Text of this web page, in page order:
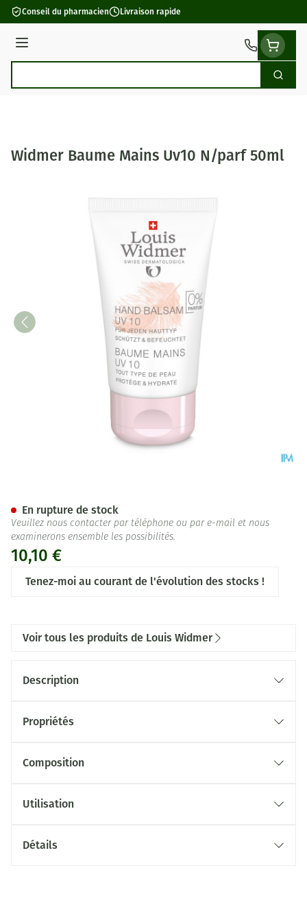
Aller au contenu
Conseil du pharmacien Livraison rapide
Menu
Widmer Baume Mains Uv10 N/parf 50ml
10,10 €
Tenez-moi au courant de l'évolution des stocks !
En rupture de stock
Veuillez nous contacter par téléphone ou par e-mail et nous
examinerons ensemble les possibilités.
Voir tous les produits de Louis Widmer
Description
Propriétés
Composition
Utilisation
Détails